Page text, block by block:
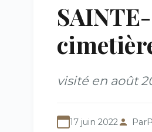
visité en août
17 juin 2022 Par